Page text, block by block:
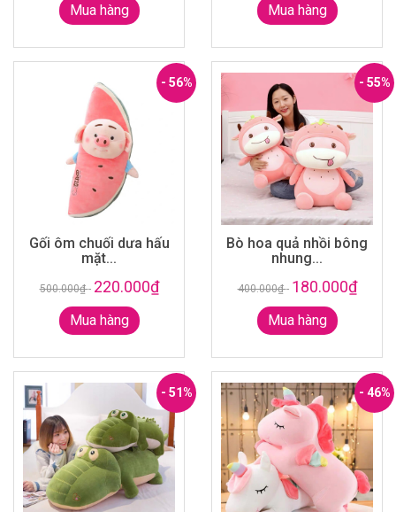
Mua hàng Mua hàng
- 56%
Gối ôm chuối dưa hấu
mặt...
500.000₫- 220.000₫
Mua hàng
- 55%
Bò hoa quả nhồi bông
nhung...
400.000₫- 180.000₫
Mua hàng
- 51% - 46%